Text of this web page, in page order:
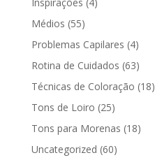
Médios (55)
Problemas Capilares (4)
Rotina de Cuidados (63)
Técnicas de Coloração (18)
Tons de Loiro (25)
Tons para Morenas (18)
Uncategorized (60)